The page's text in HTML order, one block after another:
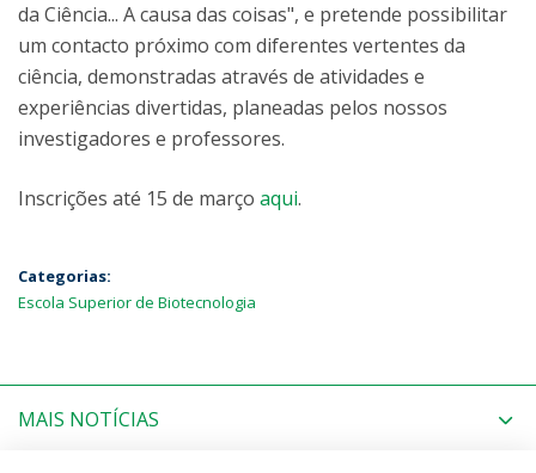
da Ciência... A causa das coisas", e pretende possibilitar
um contacto próximo com diferentes vertentes da
ciência, demonstradas através de atividades e
experiências divertidas, planeadas pelos nossos
investigadores e professores.
Inscrições até 15 de março aqui.
Categorias:
Escola Superior de Biotecnologia
MAIS NOTÍCIAS